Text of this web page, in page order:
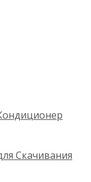
Скачивания